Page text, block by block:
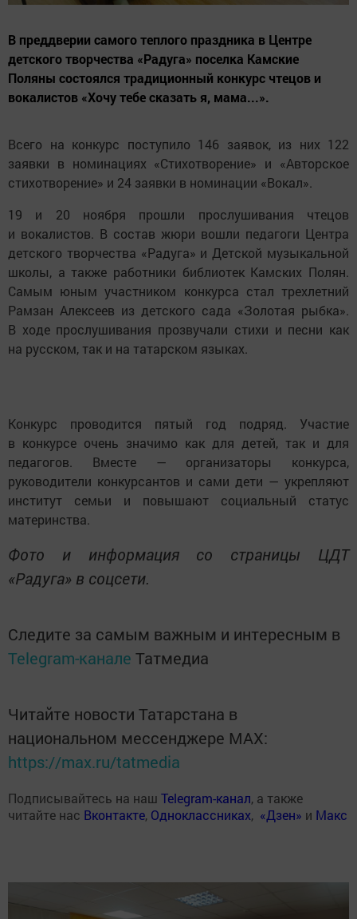
В преддверии самого теплого праздника в Центре
детского творчества «Радуга» поселка Камские
Поляны состоялся традиционный конкурс чтецов и
вокалистов «Хочу тебе сказать я, мама...».
Всего на конкурс поступило 146 заявок, из них 122
заявки в номинациях «Стихотворение» и «Авторское
стихотворение» и 24 заявки в номинации «Вокал».
19 и 20 ноября прошли прослушивания чтецов
и вокалистов. В состав жюри вошли педагоги Центра
детского творчества «Радуга» и Детской музыкальной
школы, а также работники библиотек Камских Полян.
Самым юным участником конкурса стал трехлетний
Рамзан Алексеев из детского сада «Золотая рыбка».
В ходе прослушивания прозвучали стихи и песни как
на русском, так и на татарском языках.
Конкурс проводится пятый год подряд. Участие
в конкурсе очень значимо как для детей, так и для
педагогов. Вместе — организаторы конкурса,
руководители конкурсантов и сами дети — укрепляют
институт семьи и повышают социальный статус
материнства.
Фото и информация со страницы ЦДТ
«Радуга» в соцсети.
Следите за самым важным и интересным в
Telegram-канале Татмедиа
Читайте новости Татарстана в
национальном мессенджере MАХ:
https://max.ru/tatmedia
Подписывайтесь на наш Telegram-канал, а также
читайте нас Вконтакте, Одноклассниках, «Дзен» и Макс